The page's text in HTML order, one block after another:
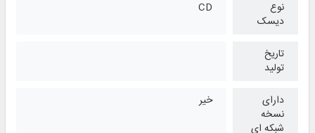
نوع
دیسک
CD
تاریخ
تولید
دارای
نسخه
شبکه ای
خیر